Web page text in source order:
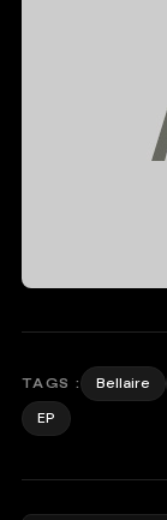
TAGS : Bellaire
EP